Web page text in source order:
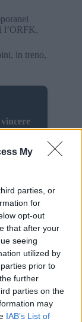
My
parties, or
for
opt-out
that after your
seeing
utilized by
prior to
further
parties on the
may
IAB’s List of
l’ORFK.
in treno,
marked